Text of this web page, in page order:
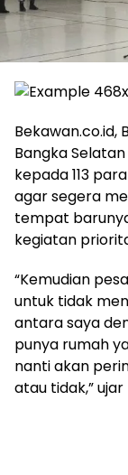
Bekawan.co.id,
Bangka
kepada 113
agar segera
tempat
kegiatan
“Kemudian
untuk tidak
antara saya
punya rumah
nanti akan
atau tidak,” ujar